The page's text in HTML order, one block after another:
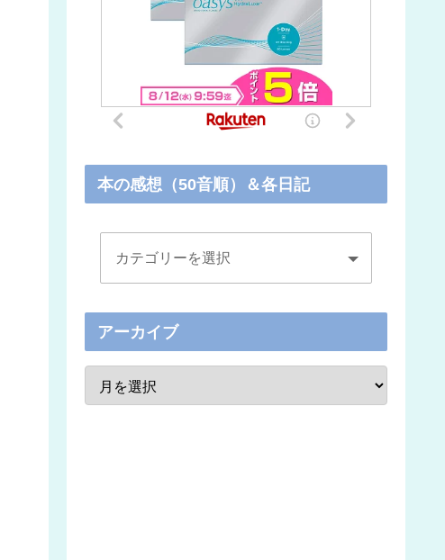
本の感想（50音順）＆各日記
アーカイブ